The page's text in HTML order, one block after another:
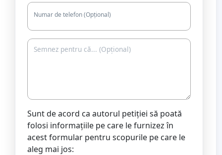
Numar de telefon (Opțional)
Sunt de acord ca autorul petiției să poată
folosi informațiile pe care le furnizez în
acest formular pentru scopurile pe care le
aleg mai jos: